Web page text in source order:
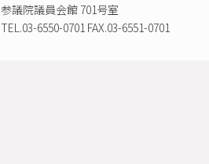
参議院議員会館 701号室
TEL.03-6550-0701 FAX.03-6551-0701